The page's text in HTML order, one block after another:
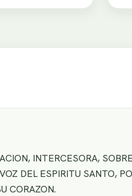
INTERCESORA,
DEL ESPIRITU SANTO,
CORAZON.